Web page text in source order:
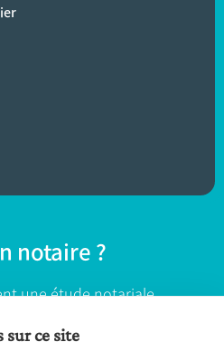
notaire ?
une étude notariale
sur ce site